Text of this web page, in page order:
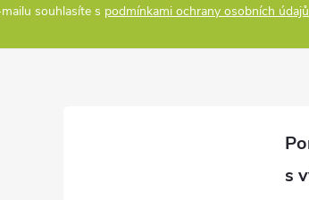
souhlasíte s podmínkami ochrany osobních údajů